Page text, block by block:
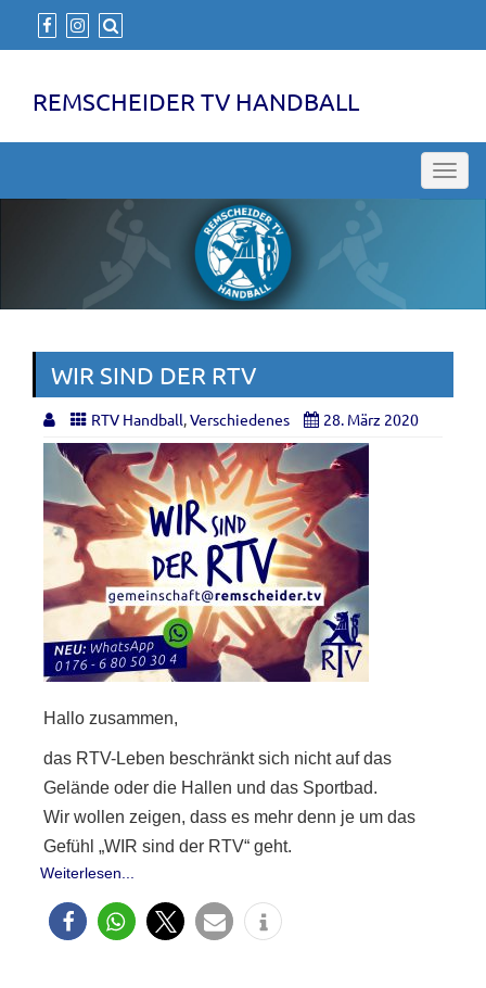
REMSCHEIDER TV HANDBALL
WIR SIND DER RTV
RTV Handball,Verschiedenes 28. März 2020
Hallo zusammen,
das RTV-Leben beschränkt sich nicht auf das
Gelände oder die Hallen und das Sportbad.
Wir wollen zeigen, dass es mehr denn je um das
Gefühl „WIR sind der RTV“ geht.
Weiterlesen...